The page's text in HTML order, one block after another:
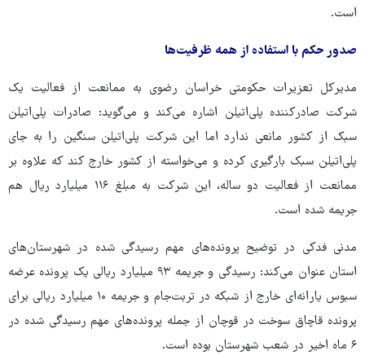
است.
صدور حکم با استفاده از همه ظرفیت‌ها
مدیرکل تعزیرات حکومتی خراسان رضوی به ممانعت از فعالیت یک
شرکت صادرکننده پلی‌اتیلن اشاره می‌کند و می‌گوید: صادرات پلی‌اتیلن
سبک از کشور مانعی ندارد اما این شرکت پلی‌اتیلن سنگین را به جای
پلی‌اتیلن سبک بارگیری کرده و می‌خواسته از کشور خارج کند که علاوه بر
ممانعت از فعالیت دو ساله، این شرکت به مبلغ ۱۱۶ میلیارد ریال هم
جریمه شده است.
مدنی فدکی در توضیح پرونده‌های مهم رسیدگی شده در شهرستان‌های
استان عنوان می‌کند: رسیدگی و جریمه ۹۳ میلیارد ریالی یک پرونده عرضه
سبوس یارانه‌ای خارج از شبکه در تربت‌جام و جریمه ۱۰ میلیارد ریالی برای
پرونده قاچاق سوخت در قوچان از جمله پرونده‌های مهم رسیدگی شده در
۶ ماه اخیر در شعب شهرستان بوده است.